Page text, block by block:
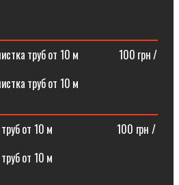
труб от 10 м⠀⠀⠀⠀⠀100 грн /
труб от 10 м
труб от 10 м⠀⠀⠀⠀⠀⠀⠀⠀100 грн /
от 10 м